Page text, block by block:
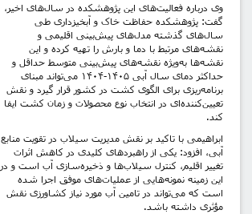
وی درباره فعالیت‌های این پژوهشکده در سال‌های اخیر،
گفت: پژوهشکده حفاظت خاک و آبخیزداری طی
سال‌های گذشته مدل‌های پیش‌بینی اقلیمی و
نقشه‌های مرتبط با دما و بارش را تهیه کرده و این
نقشه‌ها به‌ویژه نقشه‌های پیش‌بینی متوسط حداقل و
حداکثر دمای سال آبی ۱۴۰۵-۱۴۰۴ می‌تواند مبنای
برنامه‌ریزی برای الگوی کشت در کشور قرار گیرد و نقش
تعیین‌کننده‌ای در انتخاب نوع محصولات و زمان کشت ایفا
کند.
ابراهیمی با تاکید بر نقش مدیریت سیلاب در تقویت منابع
آبی، افزود: یکی از راهبردهای کلیدی در کاهش اثرات
تغییر اقلیم، کنترل سیلاب‌ها و ذخیره‌سازی آب است و در
این زمینه نمونه‌هایی از عملیات‌های موفق اجرا شده
است که می‌تواند در تامین آب مورد نیاز کشاورزی نقش
مؤثری داشته باشد.